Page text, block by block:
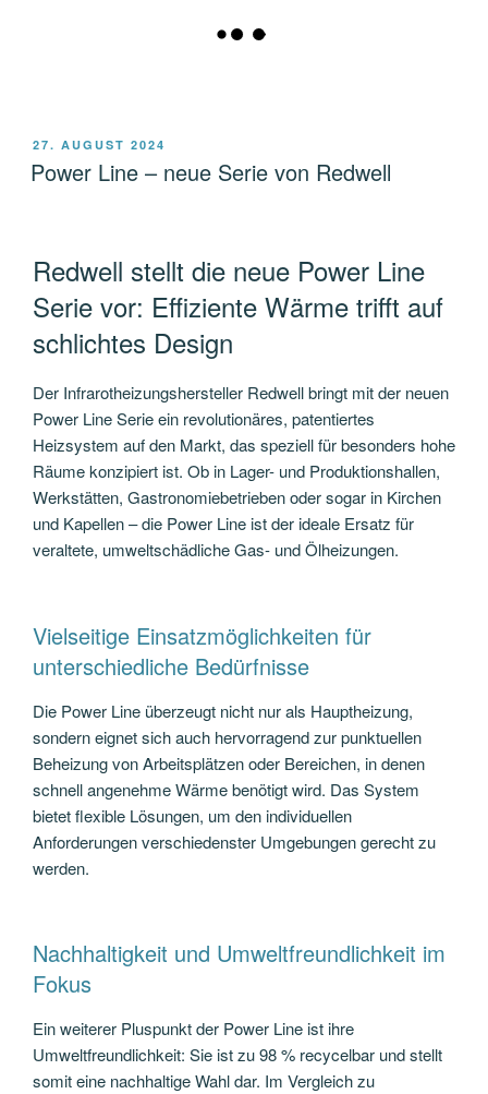
VERÖFFENTLICHT
AM
27. AUGUST 2024
Power Line – neue Serie von Redwell
Redwell stellt die neue Power Line
Serie vor: Effiziente Wärme trifft auf
schlichtes Design
Der Infrarotheizungshersteller Redwell bringt mit der neuen
Power Line Serie ein revolutionäres, patentiertes
Heizsystem auf den Markt, das speziell für besonders hohe
Räume konzipiert ist. Ob in Lager- und Produktionshallen,
Werkstätten, Gastronomiebetrieben oder sogar in Kirchen
und Kapellen – die Power Line ist der ideale Ersatz für
veraltete, umweltschädliche Gas- und Ölheizungen.
Vielseitige Einsatzmöglichkeiten für
unterschiedliche Bedürfnisse
Die Power Line überzeugt nicht nur als Hauptheizung,
sondern eignet sich auch hervorragend zur punktuellen
Beheizung von Arbeitsplätzen oder Bereichen, in denen
schnell angenehme Wärme benötigt wird. Das System
bietet flexible Lösungen, um den individuellen
Anforderungen verschiedenster Umgebungen gerecht zu
werden.
Nachhaltigkeit und Umweltfreundlichkeit im
Fokus
Ein weiterer Pluspunkt der Power Line ist ihre
Umweltfreundlichkeit: Sie ist zu 98 % recycelbar und stellt
somit eine nachhaltige Wahl dar. Im Vergleich zu